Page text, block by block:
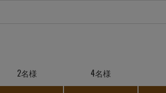
2名様 4名様